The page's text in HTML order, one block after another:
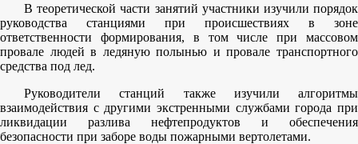
В теоретической части занятий участники изучили порядок
руководства станциями при происшествиях в зоне
ответственности формирования, в том числе при массовом
провале людей в ледяную полынью и провале транспортного
средства под лед.
Руководители станций также изучили алгоритмы
взаимодействия с другими экстренными службами города при
ликвидации разлива нефтепродуктов и обеспечения
безопасности при заборе воды пожарными вертолетами.